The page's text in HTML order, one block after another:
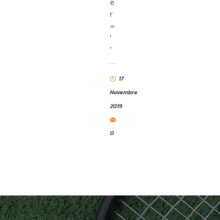
e
r
=
'
'
…
17
Novembre
2019
0